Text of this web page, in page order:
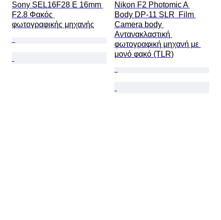
Sony SEL16F28 E 16mm
F2.8 Φακός
φωτογραφικής μηχανής
Nikon F2 Photomic A
Body DP-11 SLR  Film
Camera body
Αντανακλαστική
φωτογραφική μηχανή με
μονό φακό (TLR)